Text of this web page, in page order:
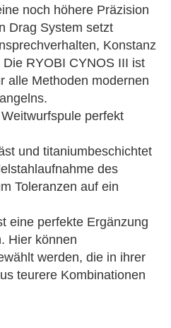
noch höhere Präzision
Drag System setzt
Konstanz
RYOBI CYNOS III ist
alle Methoden modernen
perfekt
und titaniumbeschichtet
des
Toleranzen auf ein
eine perfekte Ergänzung
Hier können
werden, die in ihrer
teurere Kombinationen